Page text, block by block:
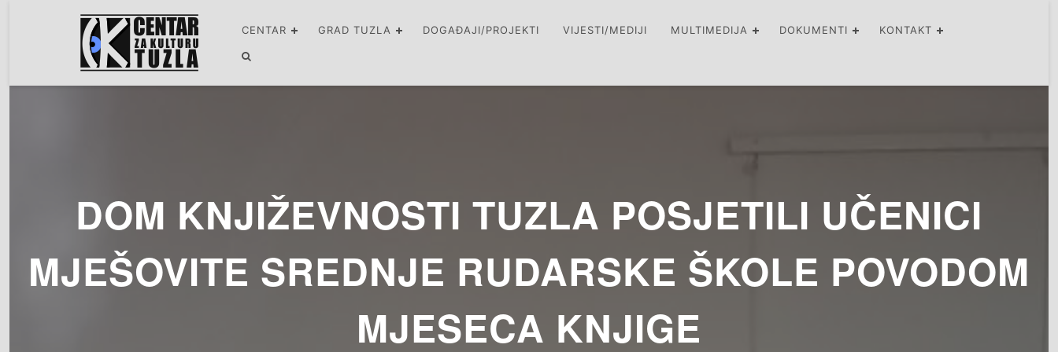
CENTAR GRAD TUZLA DOGAĐAJI/PROJEKTI VIJESTI/MEDIJI MULTIMEDIJA DOKUMENTI KONTAKT
DOM KNJIŽEVNOSTI TUZLA POSJETILI UČENICI
MJEŠOVITE SREDNJE RUDARSKE ŠKOLE POVODOM
MJESECA KNJIGE